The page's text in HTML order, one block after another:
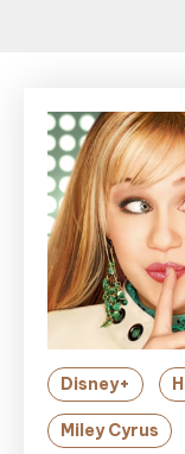
Disney+
Miley Cyrus